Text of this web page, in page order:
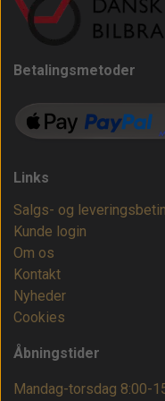
Betalingsmetoder
Links
Salgs- og
Kunde login
Om os
Kontakt
Nyheder
Cookies
Åbningstider
Mandag-torsdag 8:00-